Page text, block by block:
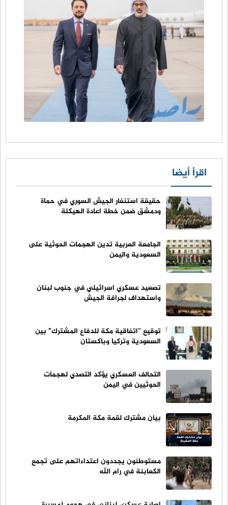
اقرأ أيضا
حقيقة استنفار الجيش السوري في حماة
ودمشق ضمن خطة اعادة الهيكلة
الجامعة العربية تدين الهجمات الحوثية على
السعودية واليمن
تصعيد عسكري اسرائيلي في جنوب لبنان
واستهداف لجرافة الجيش
توقيع “اتفاقية مكة للدفاع المشترك” بين
السعودية وتركيا وباكستان
التحالف العسكري يؤكد التصدي لهجمات
الحوثيين في اليمن
بيان مشترك لقمة مكة المكرمة
مستوطنون يجددون اعتداءاتهم على تجمع
الكعابنة في رام الله